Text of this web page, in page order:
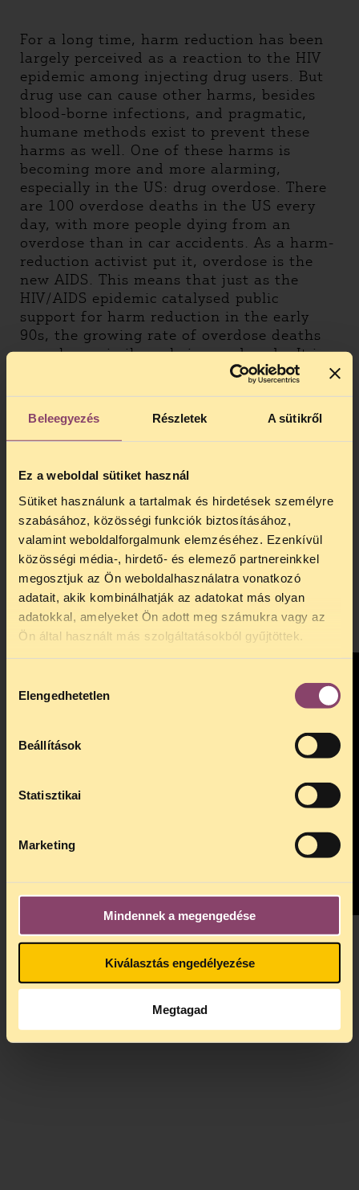
Beleegyezés Részletek A sütikről
Ez a weboldal sütiket használ
Sütiket használunk a tartalmak és hirdetések személyre
szabásához, közösségi funkciók biztosításához,
valamint weboldalforgalmunk elemzéséhez. Ezenkívül
közösségi média-, hirdető- és elemező partnereinkkel
megosztjuk az Ön weboldalhasználatra vonatkozó
adatait, akik kombinálhatják az adatokat más olyan
adatokkal, amelyeket Ön adott meg számukra vagy az
Ön által használt más szolgáltatásokból gyűjtöttek.
kiválasztása
Elengedhetetlen
Beállítások
Statisztikai
Marketing
Mindennek a megengedése
Kiválasztás engedélyezése
Megtagad
For a long time, harm reduction has been
largely perceived as a reaction to the HIV
epidemic among injecting drug users. But
drug use can cause other harms, besides
blood-borne infections, and pragmatic,
humane methods exist to prevent these
harms as well. One of these harms is
becoming more and more alarming,
especially in the US: drug overdose. There
are 100 overdose deaths in the US every
day, with more people dying from an
overdose than in car accidents. As a harm-
reduction activist put it, overdose is the
new AIDS. This means that just as the
HIV/AIDS epidemic catalysed public
support for harm reduction in the early
90s, the growing rate of overdose deaths
can play a similar role in our decade. It is
not only the unprecedented high level of
but the fact that most of these fatalities
are caused by prescription opiates and not
illegal drugs. Consequently, the majority of
middle-class young people. It is
unfortunate that the media values the
lives of these people more, but at the same
time, it helps to bring the issue of overdose
prevention into the mainstream. We
interviewed several harm reduction
professionals in the US about drug
overdose deaths, and ways to prevent
them. Watch our video and learn more!
Posted by Peter Sarosi
Video by Márti Mészáros, Péter Sárosi and
István Gábor Takács